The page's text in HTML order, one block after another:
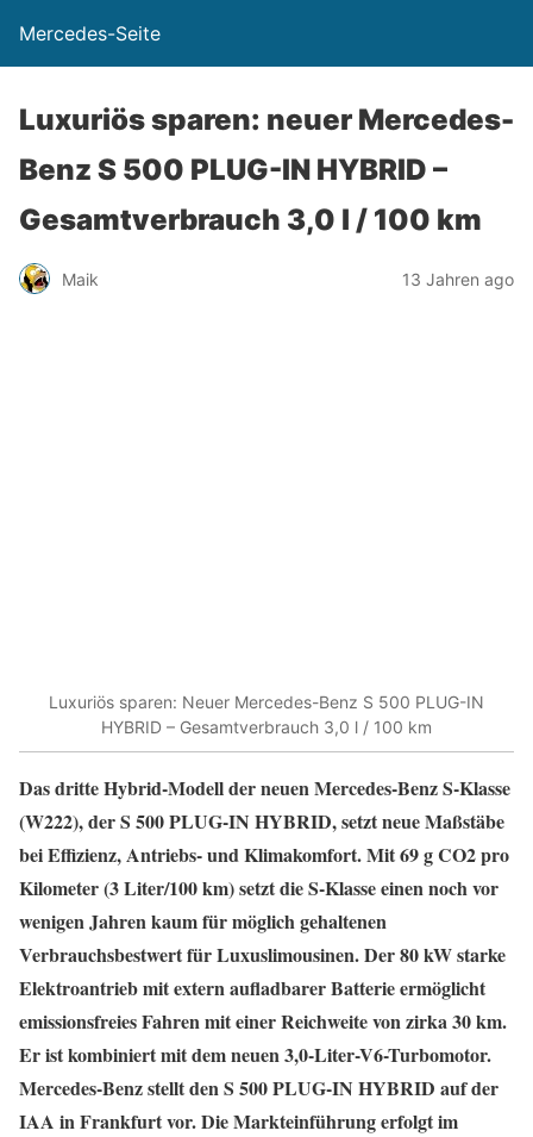
Mercedes-Seite
Luxuriös sparen: neuer Mercedes-
Benz S 500 PLUG-IN HYBRID –
Gesamtverbrauch 3,0 l / 100 km
Maik 13 Jahren ago
Luxuriös sparen: Neuer Mercedes-Benz S 500 PLUG-IN
HYBRID – Gesamtverbrauch 3,0 l / 100 km
Das dritte Hybrid-Modell der neuen Mercedes-Benz S-Klasse
(W222), der S 500 PLUG-IN HYBRID, setzt neue Maßstäbe
bei Effizienz, Antriebs- und Klimakomfort. Mit 69 g CO2 pro
Kilometer (3 Liter/100 km) setzt die S-Klasse einen noch vor
wenigen Jahren kaum für möglich gehaltenen
Verbrauchsbestwert für Luxuslimousinen. Der 80 kW starke
Elektroantrieb mit extern aufladbarer Batterie ermöglicht
emissionsfreies Fahren mit einer Reichweite von zirka 30 km.
Er ist kombiniert mit dem neuen 3,0-Liter-V6-Turbomotor.
Mercedes-Benz stellt den S 500 PLUG-IN HYBRID auf der
IAA in Frankfurt vor. Die Markteinführung erfolgt im